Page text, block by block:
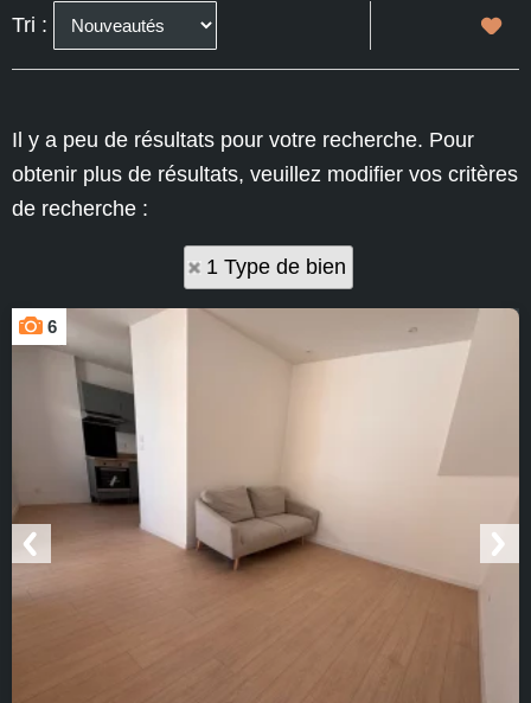
Tri :
Il y a peu de résultats pour votre recherche. Pour
obtenir plus de résultats, veuillez modifier vos critères
de recherche :
1 Type de bien
6